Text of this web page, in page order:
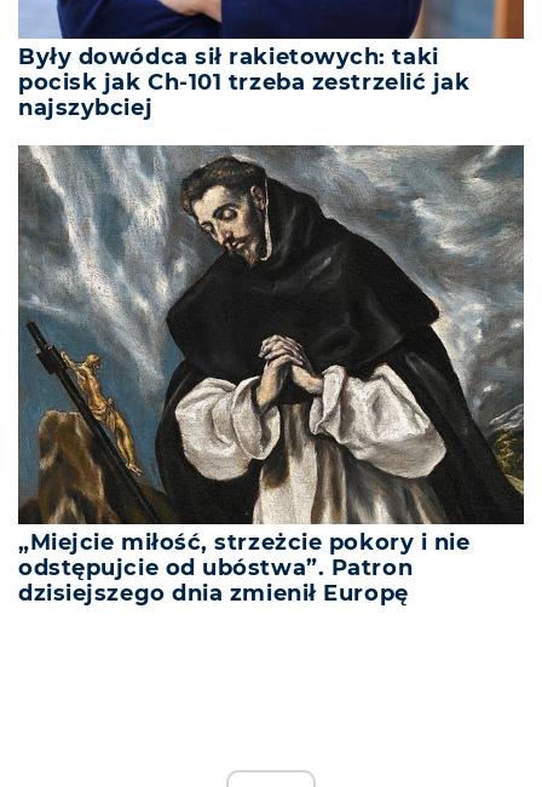
Były dowódca sił rakietowych: taki
pocisk jak Ch-101 trzeba zestrzelić jak
najszybciej
„Miejcie miłość, strzeżcie pokory i nie
odstępujcie od ubóstwa”. Patron
dzisiejszego dnia zmienił Europę